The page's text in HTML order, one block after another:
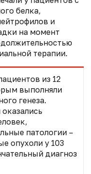
белка,
и
на момент
терапии.
из 12
выполняли
генеза.
патологии –
опухоли у 103
диагноз